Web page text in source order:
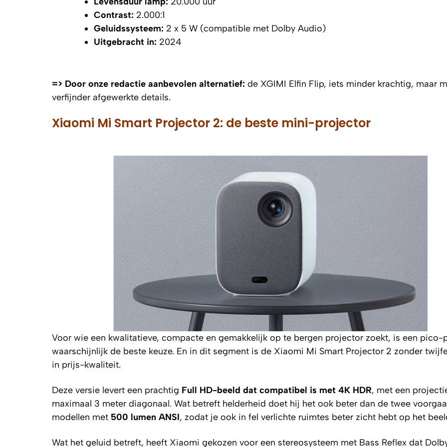
Contrast: 2.000:1
Geluidssysteem: 2 x 5 W (compatible met Dolby Audio)
Uitgebracht in: 2024
=> Door onze redactie aanbevolen alternatief: de XGIMI Elfin Flip, iets minder krachtig, maar
verfijnder afgewerkte details.
Xiaomi Mi Smart Projector 2: de beste mini-projector
Voor wie een kwalitatieve, compacte en gemakkelijk op te bergen projector zoekt, is een pico-
waarschijnlijk de beste keuze. En in dit segment is de Xiaomi Mi Smart Projector 2 zonder
in prijs-kwaliteit.
Deze versie levert een prachtig Full HD-beeld dat compatibel is met 4K HDR, met een
maximaal 3 meter diagonaal. Wat betreft helderheid doet hij het ook beter dan de twee
modellen met 500 lumen ANSI, zodat je ook in fel verlichte ruimtes beter zicht hebt op het
Wat het geluid betreft, heeft Xiaomi gekozen voor een stereosysteem met Bass Reflex dat